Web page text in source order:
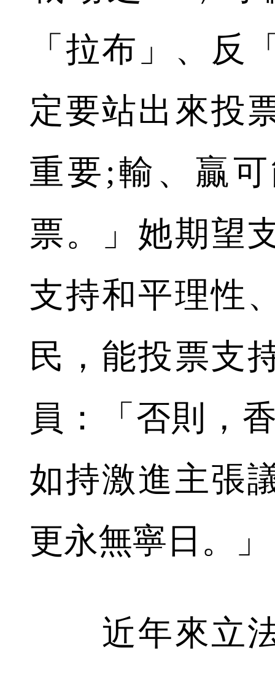
「拉布」、反
定要站出來投
重要;輸、贏
票。」她期望
支持和平理性
民，能投票支
員：「否則，
如持激進主張
更永無寧日。」
近年來立法